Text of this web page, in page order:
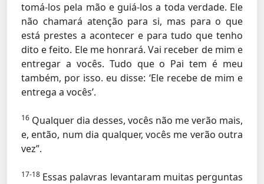
tomá-los pela mão e guiá-los a toda verdade. Ele
não chamará atenção para si, mas para o que
está prestes a acontecer e para tudo que tenho
dito e feito. Ele me honrará. Vai receber de mim e
entregar a vocês. Tudo que o Pai tem é meu
também, por isso. eu disse: ‘Ele recebe de mim e
entrega a vocês’.
16 Qualquer dia desses, vocês não me verão mais,
e, então, num dia qualquer, vocês me verão outra
vez”.
17-18 Essas palavras levantaram muitas perguntas